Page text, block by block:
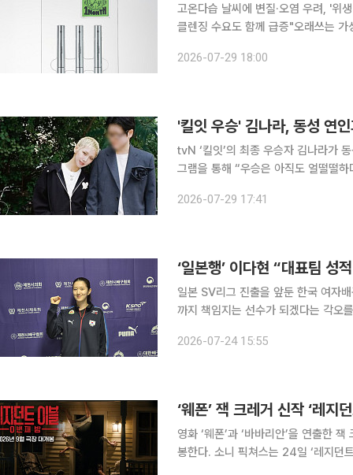
고온다습 날씨에 변질·오염 우려, '위
클렌징 수요도 함께 급증"오래쓰는 가성
어 매출이 폭증하는 가운데 화장품을
2026-07-29 18:00
'킬잇 우승' 김나라, 동성 연
tvN ‘킬잇’의 최종 우승자 김나라가 동성 연인에 고마
그램을 통해 “우승은 아직도 얼떨떨
멋진 사람인지 증명하는 서바이벌이
2026-07-29 17:41
‘일본행’ 이다현 “대표팀 성
일본 SV리그 진출을 앞둔 한국 여자
까지 책임지는 선수가 되겠다는 각오를 밝혔다. 이다현은 23일 충북 제천체육
승에 힘을 보탰다. 공격과 블로킹에서
2026-07-24 15:55
‘웨폰’ 잭 크레거 신작 ‘레지
영화 ‘웨폰’과 ‘바바리안’을 연출한
봉한다. 소니 픽쳐스는 24일 ‘레지던트 이블: 0번째 밤’의 메인 예고편을 공개하고 9월 개봉 소식을